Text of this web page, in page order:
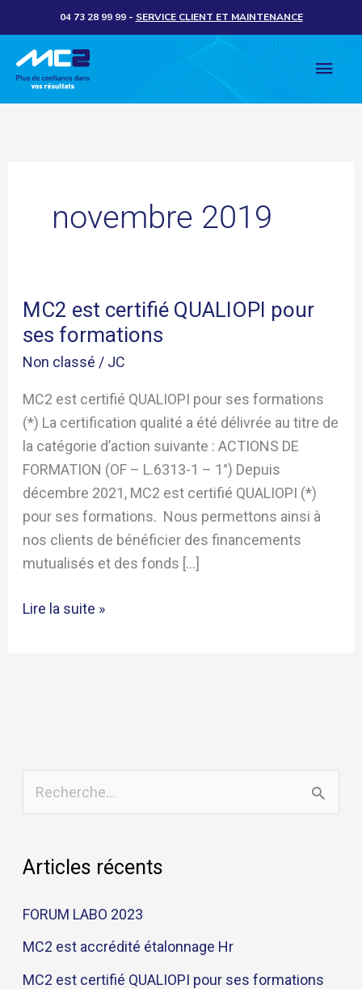
au
contenu
04 73 28 99 99- SERVICE CLIENT ET MAINTENANCE
novembre 2019
MC2 est certifié QUALIOPI pour
ses formations
Non classé / JC
MC2 est certifié QUALIOPI pour ses formations
(*) La certification qualité a été délivrée au titre de
la catégorie d’action suivante : ACTIONS DE
FORMATION (OF – L.6313-1 – 1°) Depuis
décembre 2021, MC2 est certifié QUALIOPI (*)
pour ses formations. Nous permettons ainsi à
nos clients de bénéficier des financements
mutualisés et des fonds […]
MC2
est
certifié
pour
ses
formations
Lire la suite »
c
e
r
c
Articles récents
FORUM LABO 2023
MC2 est accrédité étalonnage Hr
MC2 est certifié QUALIOPI pour ses formations